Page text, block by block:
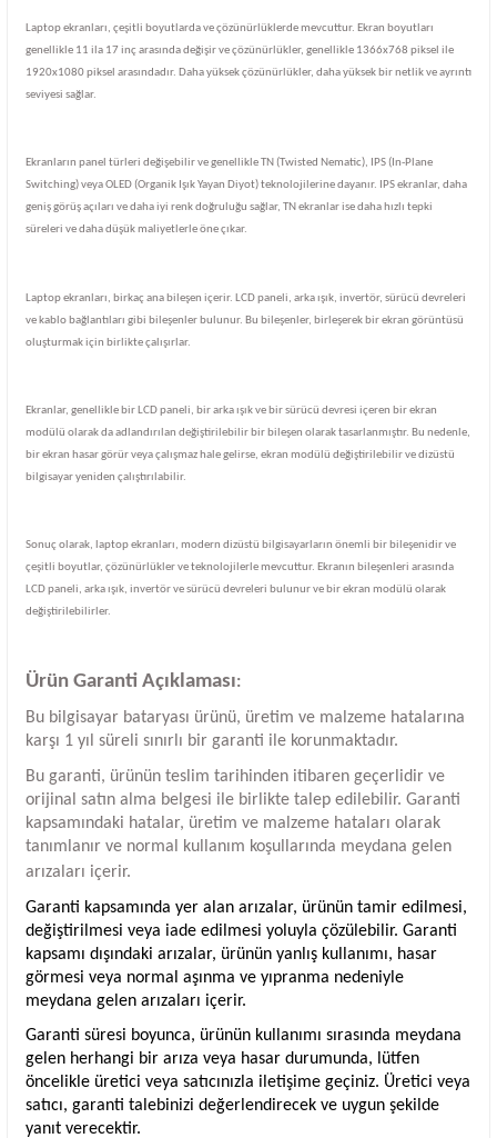
Laptop ekranları, çeşitli boyutlarda ve çözünürlüklerde mevcuttur. Ekran boyutları
genellikle 11 ila 17 inç arasında değişir ve çözünürlükler, genellikle 1366x768 piksel ile
1920x1080 piksel arasındadır. Daha yüksek çözünürlükler, daha yüksek bir netlik ve ayrıntı
seviyesi sağlar.
Ekranların panel türleri değişebilir ve genellikle TN (Twisted Nematic), IPS (In-Plane
Switching) veya OLED (Organik Işık Yayan Diyot) teknolojilerine dayanır. IPS ekranlar, daha
geniş görüş açıları ve daha iyi renk doğruluğu sağlar, TN ekranlar ise daha hızlı tepki
süreleri ve daha düşük maliyetlerle öne çıkar.
Laptop ekranları, birkaç ana bileşen içerir. LCD paneli, arka ışık, invertör, sürücü devreleri
ve kablo bağlantıları gibi bileşenler bulunur. Bu bileşenler, birleşerek bir ekran görüntüsü
oluşturmak için birlikte çalışırlar.
Ekranlar, genellikle bir LCD paneli, bir arka ışık ve bir sürücü devresi içeren bir ekran
modülü olarak da adlandırılan değiştirilebilir bir bileşen olarak tasarlanmıştır. Bu nedenle,
bir ekran hasar görür veya çalışmaz hale gelirse, ekran modülü değiştirilebilir ve dizüstü
bilgisayar yeniden çalıştırılabilir.
Sonuç olarak, laptop ekranları, modern dizüstü bilgisayarların önemli bir bileşenidir ve
çeşitli boyutlar, çözünürlükler ve teknolojilerle mevcuttur. Ekranın bileşenleri arasında
LCD paneli, arka ışık, invertör ve sürücü devreleri bulunur ve bir ekran modülü olarak
değiştirilebilirler.
Ürün Garanti Açıklaması:
Bu bilgisayar bataryası ürünü, üretim ve malzeme hatalarına
karşı 1 yıl süreli sınırlı bir garanti ile korunmaktadır.
Bu garanti, ürünün teslim tarihinden itibaren geçerlidir ve
orijinal satın alma belgesi ile birlikte talep edilebilir. Garanti
kapsamındaki hatalar, üretim ve malzeme hataları olarak
tanımlanır ve normal kullanım koşullarında meydana gelen
arızaları içerir.
Garanti kapsamında yer alan arızalar, ürünün tamir edilmesi,
değiştirilmesi veya iade edilmesi yoluyla çözülebilir. Garanti
kapsamı dışındaki arızalar, ürünün yanlış kullanımı, hasar
görmesi veya normal aşınma ve yıpranma nedeniyle
meydana gelen arızaları içerir.
Garanti süresi boyunca, ürünün kullanımı sırasında meydana
gelen herhangi bir arıza veya hasar durumunda, lütfen
öncelikle üretici veya satıcınızla iletişime geçiniz. Üretici veya
satıcı, garanti talebinizi değerlendirecek ve uygun şekilde
yanıt verecektir.